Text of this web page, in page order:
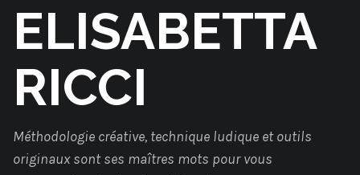
ELISABETTA
RICCI
Méthodologie créative, technique ludique et outils
originaux sont ses maîtres mots pour vous